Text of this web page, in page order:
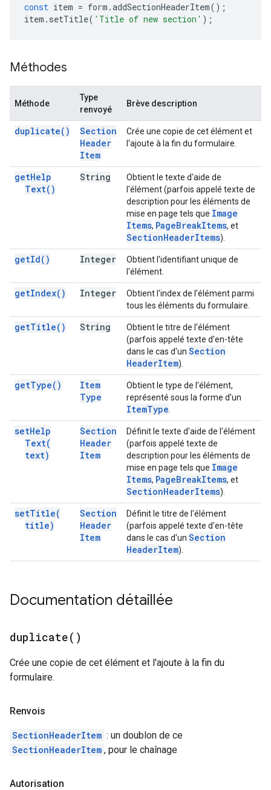
const item = form .addSectionHeaderItem();
item . setTitle( 'Title of new section' );
Méthodes
Méthode
Type
renvoyé
Brève description
duplicate( )
Section
Header
Item
Crée une copie de cet élément et
l'ajoute à la fin du formulaire.
getHelp
Text( )
String
Obtient le texte d'aide de
l'élément (parfois appelé texte de
description pour les éléments de
mise en page tels que Image
Items, PageBreakItems, et
SectionHeaderItems).
getId( ) Integer
Obtient l'identifiant unique de
l'élément.
getIndex( ) Integer
Obtient l'index de l'élément parmi
tous les éléments du formulaire.
getTitle( ) String
Obtient le titre de l'élément
(parfois appelé texte d'en-tête
dans le cas d'un Section
HeaderItem).
getType( )
Item
Type
Obtient le type de l'élément,
représenté sous la forme d'un
ItemType
setHelp
Text(
text)
Section
Header
Item
Définit le texte d'aide de l'élément
(parfois appelé texte de
description pour les éléments de
mise en page tels que Image
Items, PageBreakItems, et
SectionHeaderItems).
setTitle(
title)
Section
Header
Item
Définit le titre de l'élément
(parfois appelé texte d'en-tête
dans le cas d'un Section
HeaderItem).
Documentation détaillée
duplicate( )
Crée une copie de cet élément et l'ajoute à la fin du
formulaire.
Renvois
SectionHeaderItem : un doublon de ce
SectionHeaderItem , pour le chaînage
Autorisation